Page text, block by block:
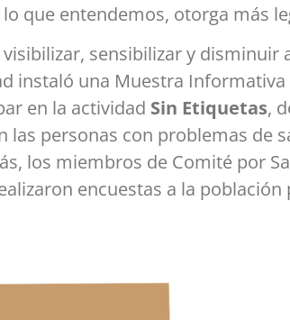
que entendemos, otorga más
sensibilizar y
instaló una Muestra
en la actividad Sin Etiquetas,
las personas con problemas de
los miembros de Comité por
encuestas a la